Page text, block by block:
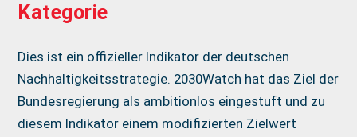
Kategorie
Dies ist ein offizieller Indikator der deutschen
Nachhaltigkeitsstrategie. 2030Watch hat das Ziel der
Bundesregierung als ambitionlos eingestuft und zu
diesem Indikator einem modifizierten Zielwert